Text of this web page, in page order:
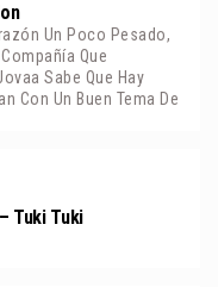
Un Poco Pesado,
Que
Sabe Que Hay
Con Un Buen Tema De
Tuki Tuki